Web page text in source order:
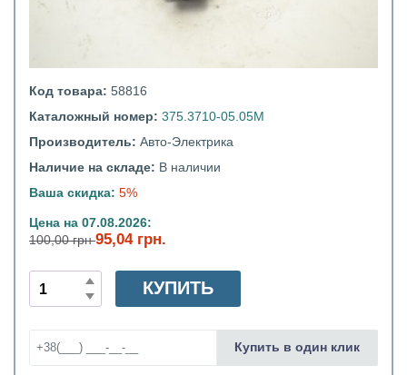
Код товара: 58816
Каталожный номер: 375.3710-05.05М
Производитель: Авто-Электрика
Наличие на складе: В наличии
Ваша скидка: 5%
Цена на 07.08.2026:
100,00 грн95,04 грн.
КУПИТЬ
Купить в один клик